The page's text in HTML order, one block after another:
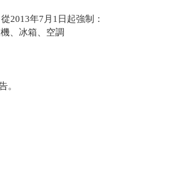
2013年7月1日起強制：
、冰箱、空調
。